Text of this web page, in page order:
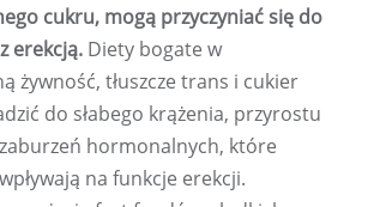
cukru, mogą przyczyniać się do
erekcją. Diety bogate w
żywność, tłuszcze trans i cukier
do słabego krążenia, przyrostu
zaburzeń hormonalnych, które
na funkcje erekcji.